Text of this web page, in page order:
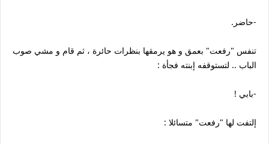
-حاضر.
تنفس "رفعت" بعمق و هو يرمقها بنظرات حائرة ، ثم قام و مشي صوب
الباب .. لتستوقفه إبنته فجأة :
-بابي !
إلتفت لها "رفعت" متسائلا :